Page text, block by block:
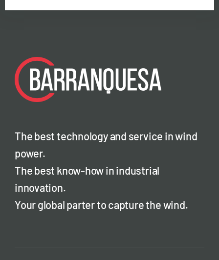
The best technology and service in wind
power.
The best know-how in industrial
innovation.
Your global parter to capture the wind.